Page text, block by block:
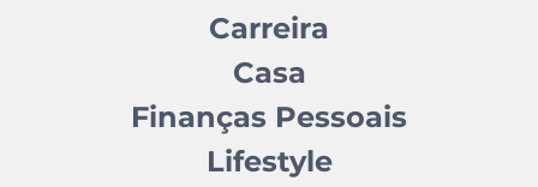
Carreira
Casa
Finanças Pessoais
Lifestyle